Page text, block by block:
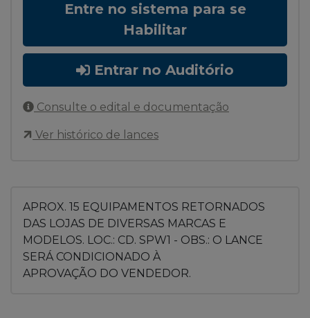
APROX. 15 EQUIPAMENTOS RETORNADOS
DAS LOJAS DE DIVERSAS MARCAS E
MODELOS. LOC.: CD. SPW1 - OBS.: O LANCE
SERÁ CONDICIONADO À
APROVAÇÃO DO VENDEDOR.
Entre no sistema para se
Habilitar
Entrar no Auditório
Consulte o edital e documentação
Ver histórico de lances